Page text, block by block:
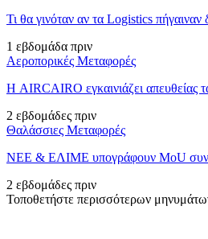
Τι θα γινόταν αν τα Logistics πήγαιναν
1 εβδομάδα πριν
Αεροπορικές Μεταφορές
Η AIRCAIRO εγκαινιάζει απευθείας
2 εβδομάδες πριν
Θαλάσσιες Μεταφορές
ΝΕΕ & ΕΛΙΜΕ υπογράφουν MoU
2 εβδομάδες πριν
Τοποθετήστε περισσότερων